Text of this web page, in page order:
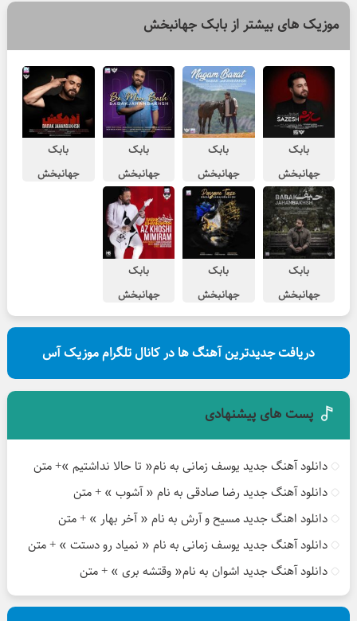
موزیک های بیشتر از بابک جهانبخش
بابک
جهانبخش
به در میگم دیوار
بشنوه
بابک
جهانبخش
نگم برات
بابک
جهانبخش
با من باش
بابک
جهانبخش
بابک
جهانبخش
حیف
بابک
جهانبخش
پایان تازه
بابک
جهانبخش
از خوشی میمیرم
دریافت جدیدترین آهنگ ها در کانال تلگرام موزیک آس
پست های پیشنهادی
دانلود آهنگ جدید یوسف زمانی به نام« تا حالا نداشتیم »+ متن
دانلود آهنگ جدید رضا صادقی به نام « آشوب » + متن
دانلود اهنگ جدید مسیح و آرش به نام « آخر بهار » + متن
دانلود آهنگ جدید یوسف زمانی به نام « نمیاد رو دستت » + متن
دانلود آهنگ جدید اشوان به نام« وقتشه بری » + متن